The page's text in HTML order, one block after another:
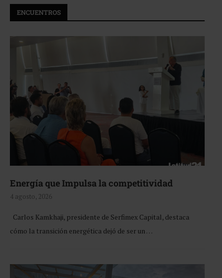
ENCUENTROS
Energía que Impulsa la competitividad
4 agosto, 2026
Carlos Kamkhaji, presidente de Serfimex Capital, destaca
cómo la transición energética dejó de ser un …